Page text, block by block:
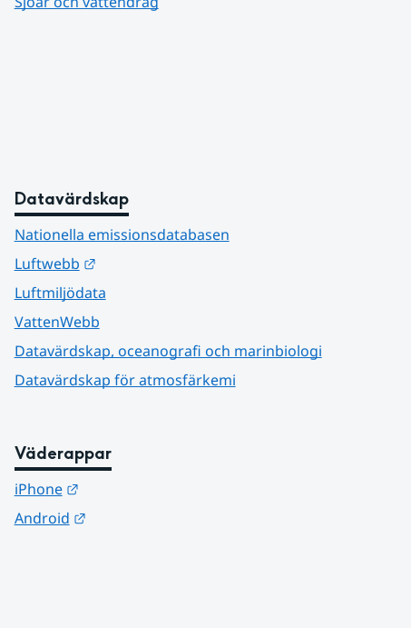
Datavärdskap
Nationella emissionsdatabasen
Luftwebb
Länk till annan webbplats.
Luftmiljödata
VattenWebb
Datavärdskap, oceanografi och marinbiologi
Datavärdskap för atmosfärkemi
Väderappar
iPhone
Länk till annan webbplats.
Android
Länk till annan webbplats.